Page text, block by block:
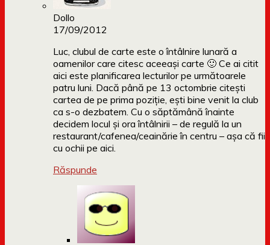
Dollo
17/09/2012
Luc, clubul de carte este o întâlnire lunară a
oamenilor care citesc aceeași carte 🙂 Ce ai citit
aici este planificarea lecturilor pe următoarele
patru luni. Dacă până pe 13 octombrie citești
cartea de pe prima poziție, ești bine venit la club
ca s-o dezbatem. Cu o săptămână înainte
decidem locul și ora întâlnirii – de regulă la un
restaurant/cafenea/ceainărie în centru – așa că fii
cu ochii pe aici.
Răspunde